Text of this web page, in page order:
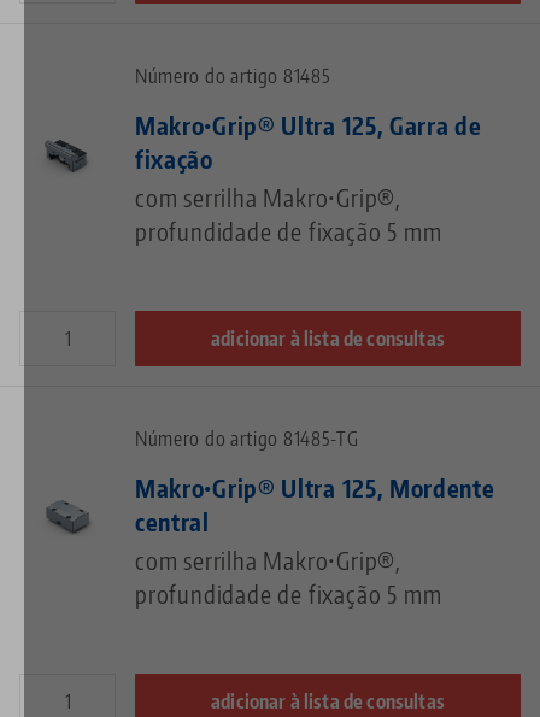
Número do artigo 81485
Makro•Grip® Ultra 125, Garra de
fixação
com serrilha Makro•Grip®,
profundidade de fixação 5 mm
adicionar à lista de consultas
Número do artigo 81485-TG
Makro•Grip® Ultra 125, Mordente
central
com serrilha Makro•Grip®,
profundidade de fixação 5 mm
adicionar à lista de consultas